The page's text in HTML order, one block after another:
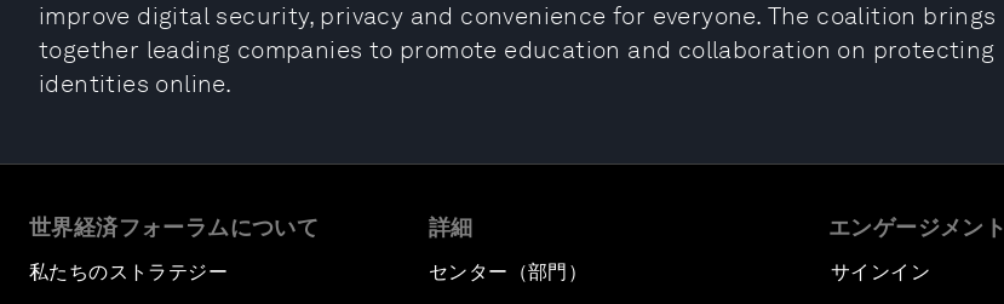
improve digital security, privacy and convenience for everyone. The coalition brings
together leading companies to promote education and collaboration on protecting
identities online.
世界経済フォーラムについて
私たちのストラテジー
詳細
センター（部門）
エンゲージメント
サインイン